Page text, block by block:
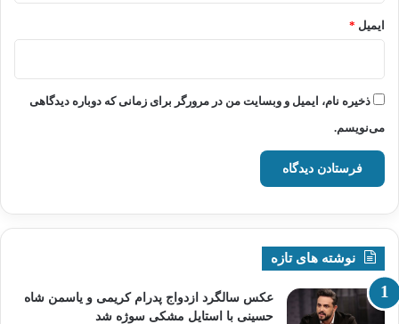
ایمیل *
ذخیره نام، ایمیل و وبسایت من در مرورگر برای زمانی که دوباره دیدگاهی
می‌نویسم.
نوشته های تازه
عکس سالگرد ازدواج پدرام کریمی و یاسمن شاه‌
حسینی با استایل مشکی سوژه شد